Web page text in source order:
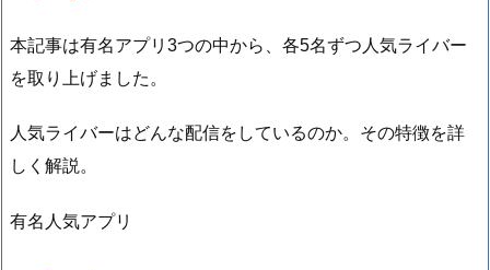
本記事は有名アプリ3つの中から、各5名ずつ人気ライバー
を取り上げました。
人気ライバーはどんな配信をしているのか。その特徴を詳
しく解説。
有名人気アプリ